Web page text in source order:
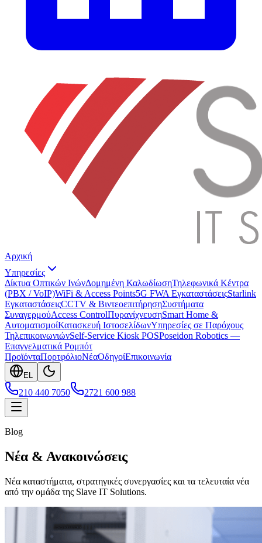
Αρχική
Υπηρεσίες
Δίκτυα Οπτικών ΙνώνΔομημένη ΚαλωδίωσηΤηλεφωνικά Κέντρα
(PBX / VoIP)WiFi & Access Points5G FWA ΕγκαταστάσειςStarlink
ΕγκαταστάσειςCCTV & ΒιντεοεπιτήρησηΣυστήματα
ΣυναγερμούAccess ControlΠυρανίχνευσηSmart Home &
ΑυτοματισμοίΚατασκευή ΙστοσελίδωνΥπηρεσίες σε Παρόχους
ΤηλεπικοινωνιώνSelf-Service Kiosk POSPoseidon Robotics —
Επαγγελματικά Ρομπότ
ΠροϊόνταΠορτφόλιοΝέαΟδηγοίΕπικοινωνία
EL
210 440 7050 2721 600 988
Blog
Νέα & Ανακοινώσεις
Νέα καταστήματα, στρατηγικές συνεργασίες και τα τελευταία νέα
από την ομάδα της Slave IT Solutions.